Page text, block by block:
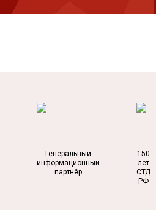
Генеральный
информационный
партнёр
150
лет
СТД
РФ